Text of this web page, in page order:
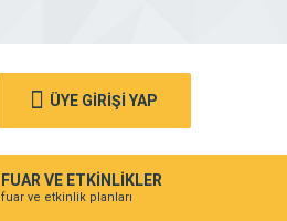
ÜYE GİRİŞİ YAP
FUAR VE ETKİNLİKLER
fuar ve etkinlik planları